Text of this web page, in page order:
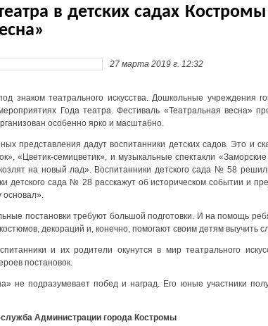
в детских садах
27 марта 2019 г. 12:32
знаком театрального искусства. Дошкольные учреждения
Года театра. Фестиваль «Театральная весна»
особенно ярко и масштабно.
представления дадут воспитанники детских садов. Это и
«Цветик-семицветик», и музыкальные спектакли
на новый лад». Воспитанники детского сада № 58
детского сада № 28 расскажут об историческом событии и
основал».
постановки требуют большой подготовки. И на помощь
декораций и, конечно, помогают своим детям выучить
и их родители окунутся в мир театрального
постановок.
не подразумевает побед и наград. Его юные участники
Администрации города Костромы